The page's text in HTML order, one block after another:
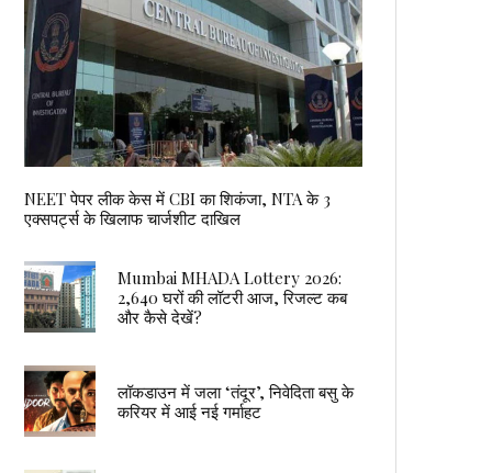
NEET पेपर लीक केस में CBI का शिकंजा, NTA के 3
एक्सपर्ट्स के खिलाफ चार्जशीट दाखिल
Mumbai MHADA Lottery 2026:
2,640 घरों की लॉटरी आज, रिजल्ट कब
और कैसे देखें?
लॉकडाउन में जला ‘तंदूर’, निवेदिता बसु के
करियर में आई नई गर्माहट